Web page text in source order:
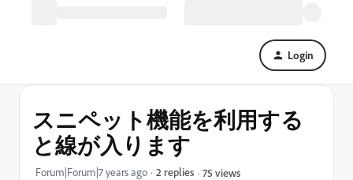
Login
スニペット機能を利用する
と線が入ります
Forum|Forum|7 years ago 2 replies 75 views